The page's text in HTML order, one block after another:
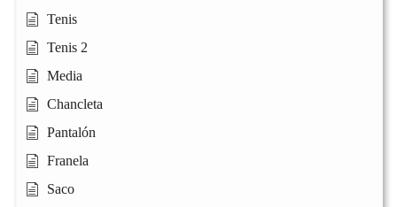
Tenis
Tenis 2
Media
Chancleta
Pantalón
Franela
Saco